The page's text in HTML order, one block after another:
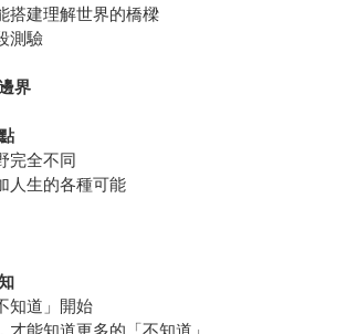
搭建理解世界的橋樑
測驗
界
完全不同
人生的各種可能
知道」開始
能知道更多的「不知道」